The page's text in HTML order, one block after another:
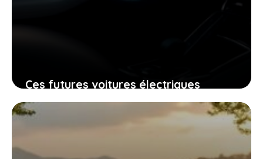
Ces futures voitures électriques
Stellantis à moins de 15 000 € vont-
elles changer la donne ?